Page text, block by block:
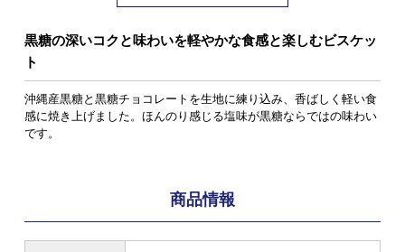
黒糖の深いコクと味わいを軽やかな食感と楽しむビスケッ
ト
沖縄産黒糖と黒糖チョコレートを生地に練り込み、香ばしく軽い食
感に焼き上げました。ほんのり感じる塩味が黒糖ならではの味わい
です。
商品情報